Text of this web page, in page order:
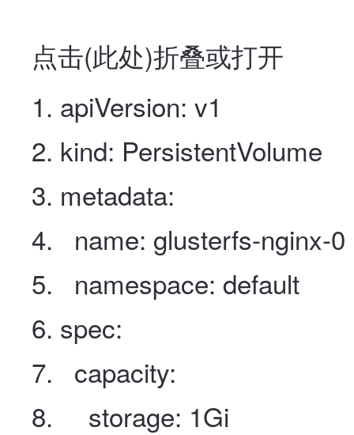
点击(此处)折叠或打开
apiVersion: v1
kind: PersistentVolume
metadata:
name: glusterfs-nginx-0
namespace: default
spec:
capacity:
storage: 1Gi